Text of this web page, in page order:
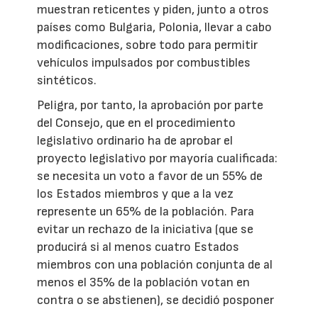
muestran reticentes y piden, junto a otros
países como Bulgaria, Polonia, llevar a cabo
modificaciones, sobre todo para permitir
vehículos impulsados por combustibles
sintéticos.
Peligra, por tanto, la aprobación por parte
del Consejo, que en el procedimiento
legislativo ordinario ha de aprobar el
proyecto legislativo por mayoría cualificada:
se necesita un voto a favor de un 55% de
los Estados miembros y que a la vez
represente un 65% de la población. Para
evitar un rechazo de la iniciativa (que se
producirá si al menos cuatro Estados
miembros con una población conjunta de al
menos el 35% de la población votan en
contra o se abstienen), se decidió posponer